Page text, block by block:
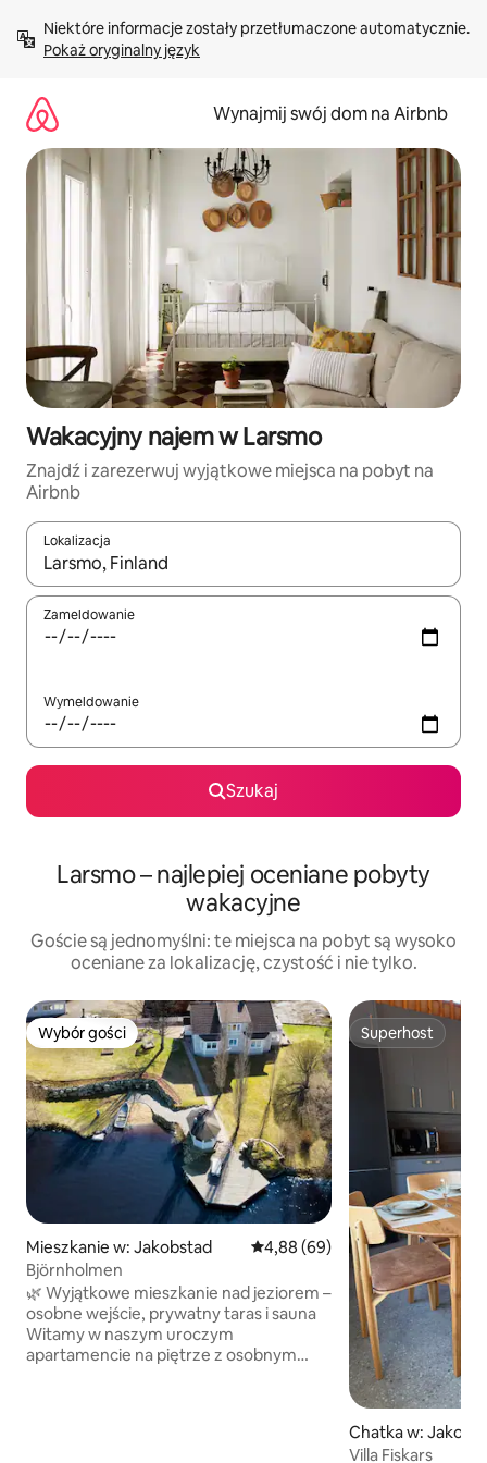
treści Pokaż oryginalny język
Wynajmij swój dom na Airbnb
Wakacyjny najem w Larsmo
Znajdź i zarezerwuj wyjątkowe miejsca na pobyt na
Airbnb
Lokalizacja
Gdy wyniki będą dostępne, możesz poruszać się po nich za
Zameldowanie
Wymeldowanie
Szukaj
Larsmo – najlepiej oceniane pobyty
wakacyjne
Goście są jednomyślni: te miejsca na pobyt są wysoko
oceniane za lokalizację, czystość i nie tylko.
Wybór gości
Wybór gości
Mieszkanie w: Jakobstad Średnia ocena: 4,88 na 5,
4,88 (69)
Björnholmen
🌿 Wyjątkowe mieszkanie nad jeziorem –
osobne wejście, prywatny taras i sauna
Witamy w naszym uroczym
apartamencie na piętrze z osobnym
Superhost
Superhost
Chatka w:
Villa Fiskars